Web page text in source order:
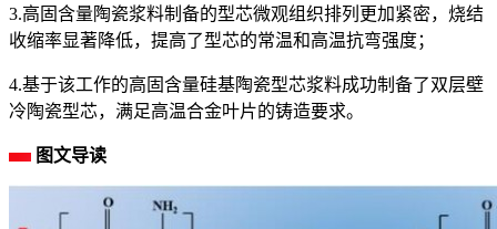
3.高固含量陶瓷浆料制备的型芯微观组织排列更加紧密，烧结
收缩率显著降低，提高了型芯的常温和高温抗弯强度；
4.基于该工作的高固含量硅基陶瓷型芯浆料成功制备了双层壁
冷陶瓷型芯，满足高温合金叶片的铸造要求。
图文导读